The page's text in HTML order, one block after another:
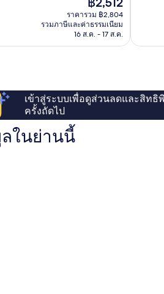
ปัจจุบัน
คือ
฿2,512
ราคารวม ฿2,804
รวมภาษีและค่าธรรมเนียม
16 ส.ค. - 17 ส.ค.
เข้าสู่ระบบเพื่อดูส่วนลดและสิทธิ
ครั้งถัดไป
ในย่านนี้